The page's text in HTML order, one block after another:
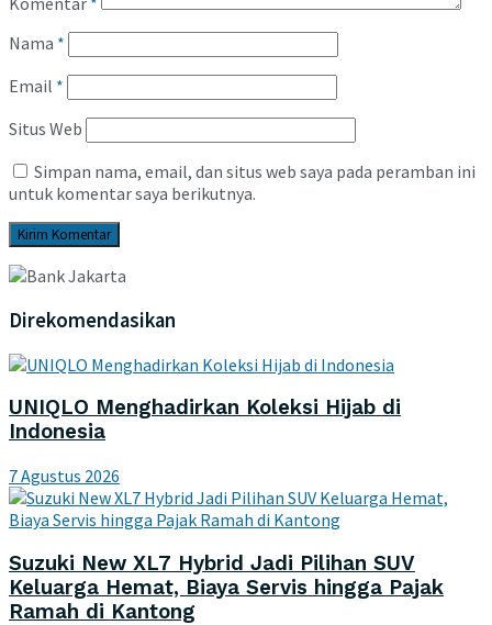
Nama *
Email *
Situs Web
Simpan nama, email, dan situs web saya pada peramban ini
untuk komentar saya berikutnya.
Direkomendasikan
UNIQLO Menghadirkan Koleksi Hijab di
Indonesia
7 Agustus 2026
Suzuki New XL7 Hybrid Jadi Pilihan SUV
Keluarga Hemat, Biaya Servis hingga Pajak
Ramah di Kantong